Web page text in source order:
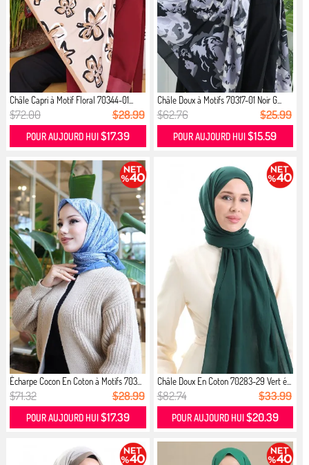
Châle Capri à Motif Floral 70344-01...
$72.00 $28.99
POUR AUJOURD HUI $17.39
Châle Doux à Motifs 70317-01 Noir G...
$62.76 $25.99
POUR AUJOURD HUI$15.59
Écharpe Cocon En Coton à Motifs 703...
$71.32 $28.99
POUR AUJOURD HUI $17.39
Châle Doux En Coton 70283-29 Vert é...
$82.74 $33.99
POUR AUJOURD HUI $20.39